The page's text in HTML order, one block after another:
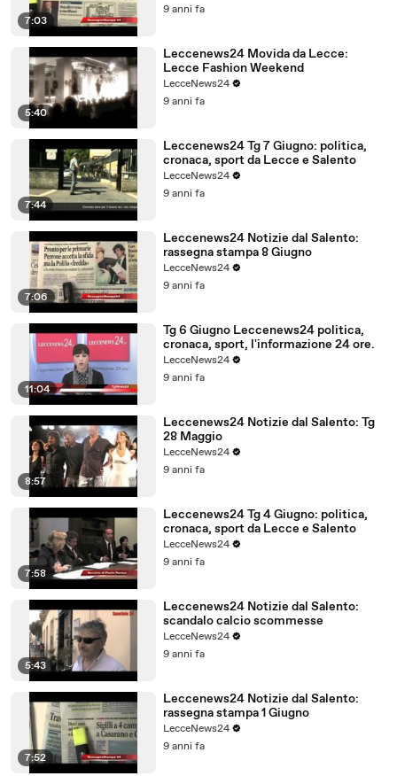
7:03
9 anni fa
5:40
Leccenews24 Movida da Lecce:
Lecce Fashion Weekend
LecceNews24
9 anni fa
7:44
Leccenews24 Tg 7 Giugno: politica,
cronaca, sport da Lecce e Salento
LecceNews24
9 anni fa
7:06
Leccenews24 Notizie dal Salento:
rassegna stampa 8 Giugno
LecceNews24
9 anni fa
11:04
Tg 6 Giugno Leccenews24 politica,
cronaca, sport, l'informazione 24 ore.
LecceNews24
9 anni fa
8:57
Leccenews24 Notizie dal Salento: Tg
28 Maggio
LecceNews24
9 anni fa
7:58
Leccenews24 Tg 4 Giugno: politica,
cronaca, sport da Lecce e Salento
LecceNews24
9 anni fa
5:43
Leccenews24 Notizie dal Salento:
scandalo calcio scommesse
LecceNews24
9 anni fa
7:52
Leccenews24 Notizie dal Salento:
rassegna stampa 1 Giugno
LecceNews24
9 anni fa